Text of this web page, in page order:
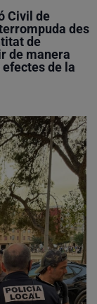
Civil de
des
de
de manera
de la